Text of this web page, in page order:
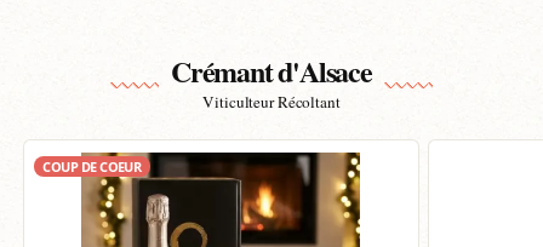
Crémant d'Alsace
Viticulteur Récoltant
COUP DE COEUR